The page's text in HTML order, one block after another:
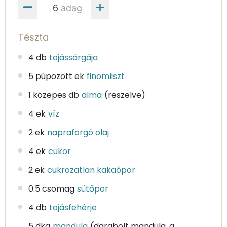
adag
Tészta
4 db tojássárgája
5 púpozott ek finomliszt
1 közepes db alma (reszelve)
4 ek víz
2 ek napraforgó olaj
4 ek cukor
2 ek cukrozatlan kakaópor
0.5 csomag sütőpor
4 db tojásfehérje